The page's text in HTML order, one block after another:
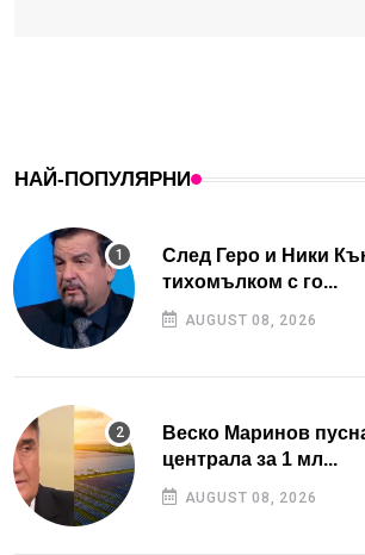
НАЙ-ПОПУЛЯРНИ
След Геро и Ники
тихомълком с го...
AUGUST 08, 2026
Веско Маринов
централа за 1 мл...
AUGUST 08, 2026